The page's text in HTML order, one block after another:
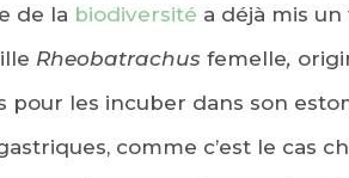
de la biodiversité a déjà mis
Rheobatrachus femelle,
pour les incuber dans son
comme c’est le cas